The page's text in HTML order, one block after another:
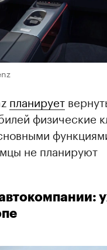
планирует
физические
не планируют